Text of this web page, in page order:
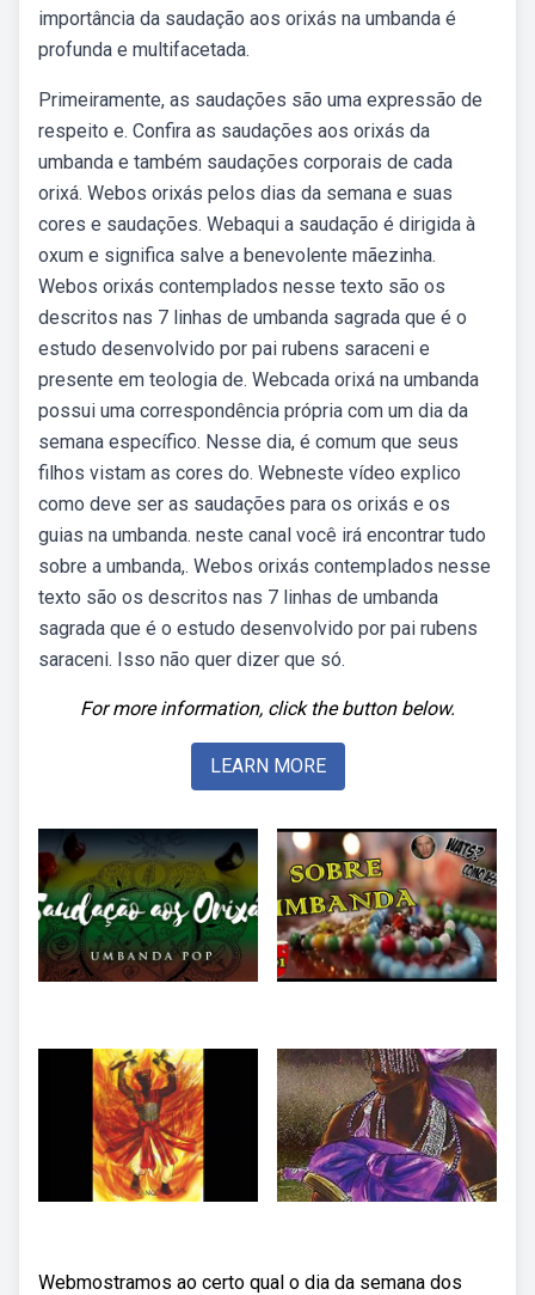
importância da saudação aos orixás na umbanda é
profunda e multifacetada.
Primeiramente, as saudações são uma expressão de
respeito e. Confira as saudações aos orixás da
umbanda e também saudações corporais de cada
orixá. Webos orixás pelos dias da semana e suas
cores e saudações. Webaqui a saudação é dirigida à
oxum e significa salve a benevolente mãezinha.
Webos orixás contemplados nesse texto são os
descritos nas 7 linhas de umbanda sagrada que é o
estudo desenvolvido por pai rubens saraceni e
presente em teologia de. Webcada orixá na umbanda
possui uma correspondência própria com um dia da
semana específico. Nesse dia, é comum que seus
filhos vistam as cores do. Webneste vídeo explico
como deve ser as saudações para os orixás e os
guias na umbanda. neste canal você irá encontrar tudo
sobre a umbanda,. Webos orixás contemplados nesse
texto são os descritos nas 7 linhas de umbanda
sagrada que é o estudo desenvolvido por pai rubens
saraceni. Isso não quer dizer que só.
For more information, click the button below.
LEARN MORE
Webmostramos ao certo qual o dia da semana dos